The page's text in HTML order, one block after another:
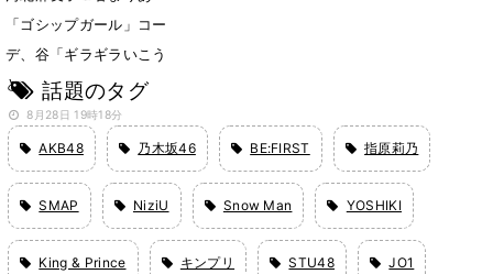
「ゴシップガール」コー
デ、谷「ギラギラいこう
と」
8月28日 19時18分
話題のタグ
AKB48 乃木坂46 BE:FIRST 指原莉乃
SMAP NiziU Snow Man YOSHIKI
King & Prince キンプリ STU48 JO1